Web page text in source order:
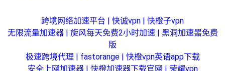
跨境网络加速平台 | 快诚vpn | 快橙子vpn
无限流量加速器 | 旋风每天免费2小时加速 | 黑洞加速噐免费
版
极速跨境代理 | fastorange | 快橙vpn英语app下载
安全上网加速器 | 快橙加速器下载官网 | 荣耀vpn